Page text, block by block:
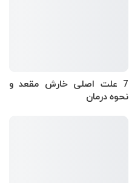
7 علت اصلی خارش مقعد و
نحوه درمان